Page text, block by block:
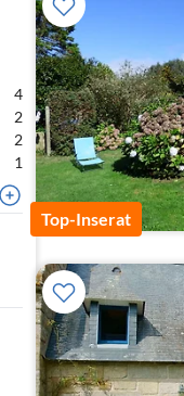
4
2
2
1
Top-Inserat